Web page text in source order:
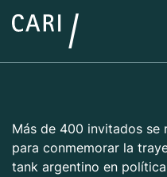
Más de 400 invitados se
para conmemorar la
tank argentino en